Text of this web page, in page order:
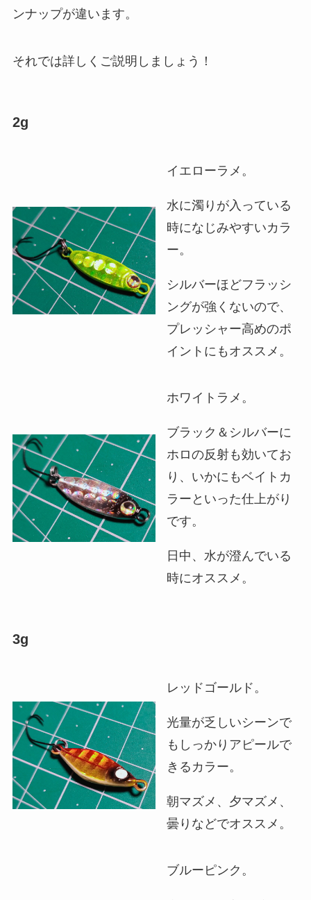
ンナップが違います。
それでは詳しくご説明しましょう！
2g
イエローラメ。
水に濁りが入っている
時になじみやすいカラ
ー。
シルバーほどフラッシ
ングが強くないので、
プレッシャー高めのポ
イントにもオススメ。
ホワイトラメ。
ブラック＆シルバーに
ホロの反射も効いてお
り、いかにもベイトカ
ラーといった仕上がり
です。
日中、水が澄んでいる
時にオススメ。
3g
レッドゴールド。
光量が乏しいシーンで
もしっかりアピールで
きるカラー。
朝マズメ、夕マズメ、
曇りなどでオススメ。
ブルーピンク。